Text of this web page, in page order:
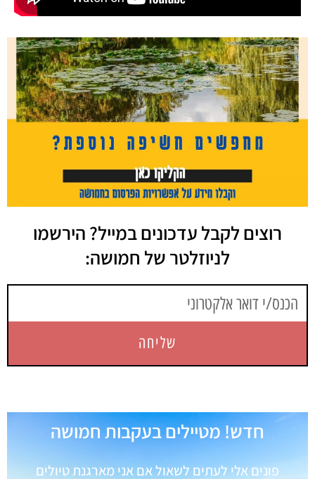
רוצים לקבל עדכונים במייל? הירשמו
לניוזלטר של חמושה:
שליחה
חדש! מטיילים בעקבות חמושה
פונים אלי לעתים לשאול אם אני מארגנת טיולים